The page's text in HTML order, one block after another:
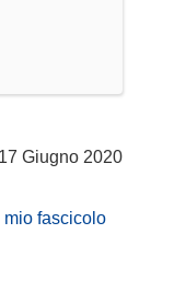
17 Giugno 2020
mio fascicolo